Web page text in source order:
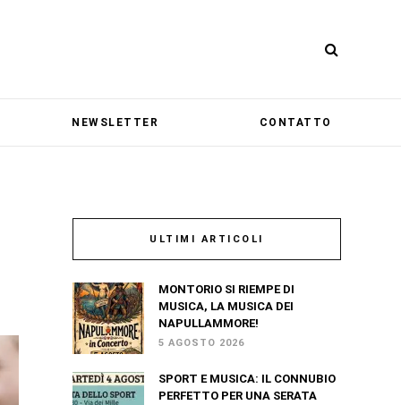
NEWSLETTER CONTATTO
ULTIMI ARTICOLI
MONTORIO SI RIEMPE DI
MUSICA, LA MUSICA DEI
NAPULLAMMORE!
5 AGOSTO 2026
SPORT E MUSICA: IL CONNUBIO
PERFETTO PER UNA SERATA